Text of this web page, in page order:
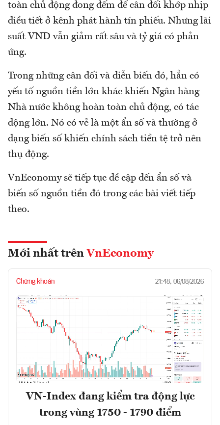
toàn chủ động đong đếm để cân đối khớp nhịp
điều tiết ở kênh phát hành tín phiếu. Nhưng lãi
suất VND vẫn giảm rất sâu và tỷ giá có phản
ứng.
Trong những cân đối và diễn biến đó, hẳn có
yếu tố nguồn tiền lớn khác khiến Ngân hàng
Nhà nước không hoàn toàn chủ động, có tác
động lớn. Nó có vẻ là một ẩn số và thường ở
dạng biến số khiến chính sách tiền tệ trở nên
thụ động.
VnEconomy sẽ tiếp tục đề cập đến ẩn số và
biến số nguồn tiền đó trong các bài viết tiếp
theo.
Mới nhất trên VnEconomy
Chứng khoán 21:48, 06/08/2026
VN-Index đang kiểm tra động lực
trong vùng 1750 - 1790 điểm